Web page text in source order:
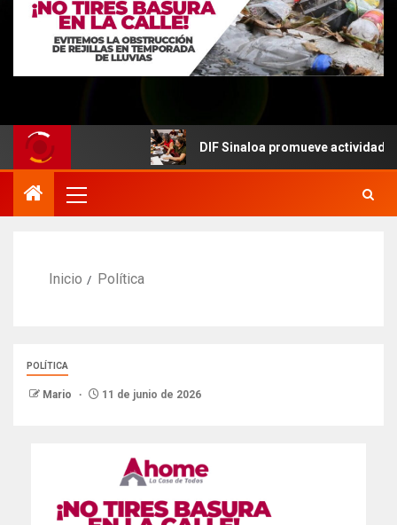
DIF Sinaloa promueve actividades
Inicio Política
POLÍTICA
Mario 11 de junio de 2026